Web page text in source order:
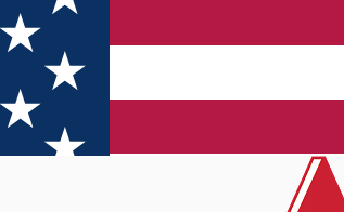
Sci-Fi & Fantasy Club Brașov